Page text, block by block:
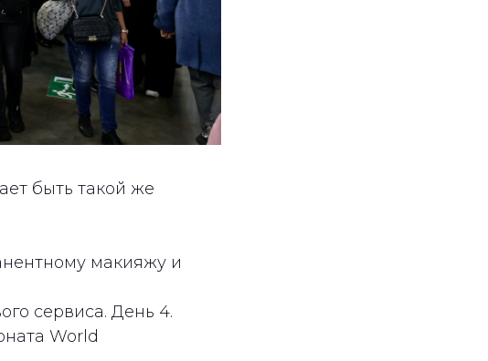
быть такой же
макияжу и
сервиса. День 4.
World